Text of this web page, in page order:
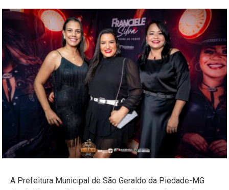
A Prefeitura Municipal de São Geraldo da Piedade-MG